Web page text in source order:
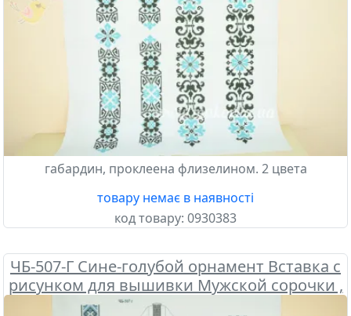
габардин, проклеена флизелином. 2 цвета
товару немає в наявності
код товару: 0930383
ЧБ-507-Г Сине-голубой орнамент Вставка с
рисунком для вышивки Мужской сорочки ,
Бісерок